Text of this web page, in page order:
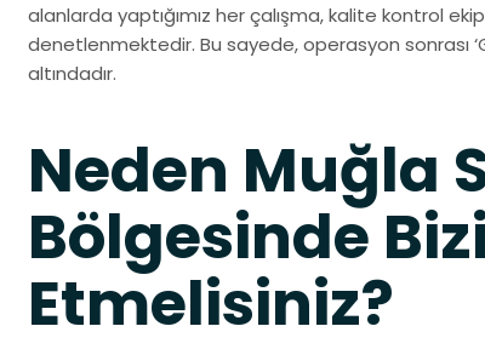
alanlarda yaptığımız her çalışma, kalite kontrol
denetlenmektedir. Bu sayede, operasyon sonrası
altındadır.
Neden Muğla
Bölgesinde
Etmelisiniz?